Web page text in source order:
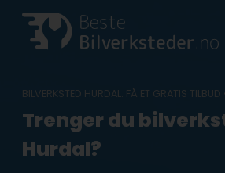
content
BILVERKSTED HURDAL: FÅ ET GRATIS TILBUD
Trenger du
Hurdal?